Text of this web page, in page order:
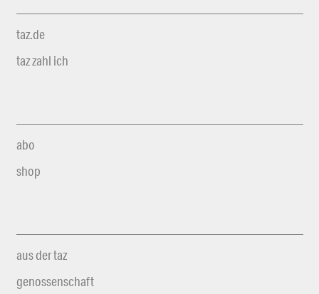
taz.de
taz zahl ich
abo
shop
aus der taz
genossenschaft